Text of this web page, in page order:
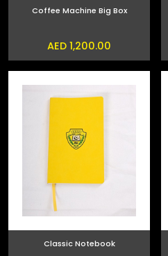
Coffee Machine Big Box
AED 1,200.00
Classic Notebook